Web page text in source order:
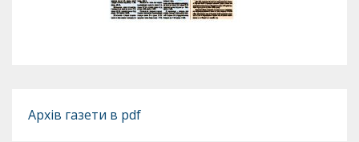
Архів газети в pdf